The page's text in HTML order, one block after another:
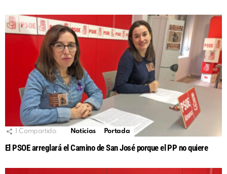
Compartido Noticias Portada
El PSOE arreglará el Camino de San José porque el PP no quiere